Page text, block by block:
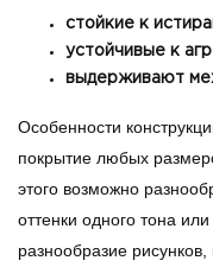
стойкие к
устойчивые к
выдерживают
Особенности
покрытие любых
этого возможно
оттенки одного тона
разнообразие